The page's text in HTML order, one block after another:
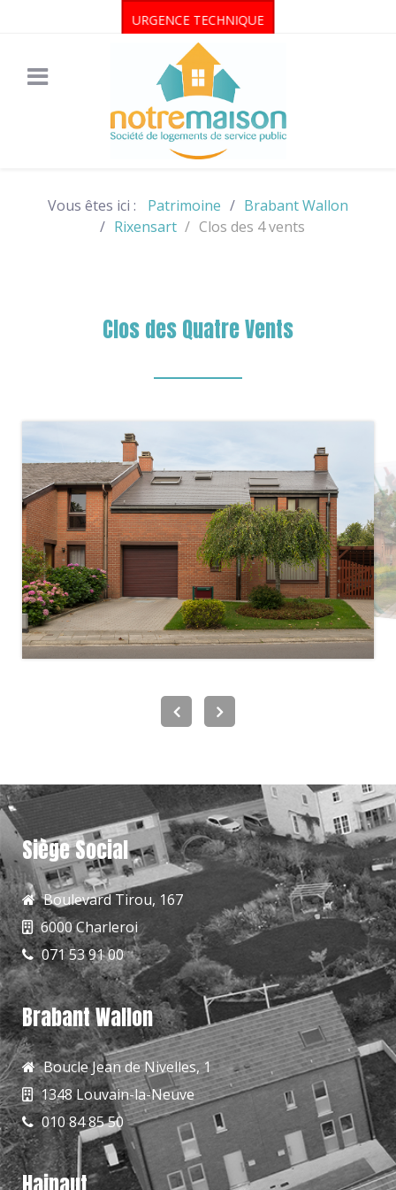
URGENCE TECHNIQUE
Vous êtes ici : Patrimoine
Brabant Wallon
Rixensart
Clos des 4 vents
Clos des Quatre Vents
Siège Social
Boulevard Tirou, 167
6000 Charleroi
071 53 91 00
Brabant Wallon
Boucle Jean de Nivelles, 1
1348 Louvain-la-Neuve
010 84 85 50